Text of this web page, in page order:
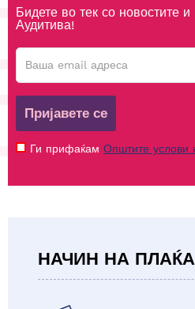
Бидете во тек со новостите
Аудитива!
Пријавете се
Ги прифаќам Општите услови
НАЧИН НА